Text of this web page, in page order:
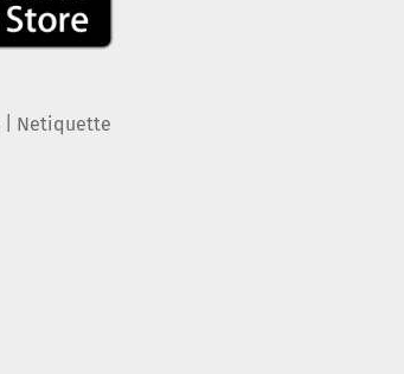
Netiquette